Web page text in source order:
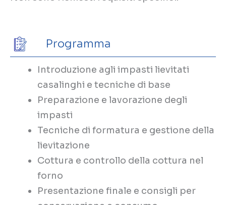
Programma
Introduzione agli impasti lievitati
casalinghi e tecniche di base
Preparazione e lavorazione degli
impasti
Tecniche di formatura e gestione della
lievitazione
Cottura e controllo della cottura nel
forno
Presentazione finale e consigli per